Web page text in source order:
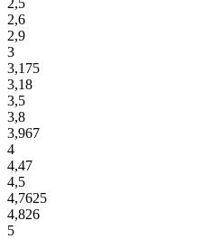
2,5
2,6
2,9
3
3,175
3,18
3,5
3,8
3,967
4
4,47
4,5
4,7625
4,826
5